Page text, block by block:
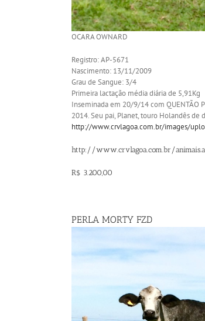
OCARA OWNARD
Registro: AP-5671
Nascimento: 13/11/2009
Grau de Sangue: 3/4
Primeira lactação média diária de 5,91Kg
Inseminada em 20/9/14 com QUENTÃO
2014. Seu pai, Planet, touro Holandês
http://www.crvlagoa.com.br/images/
http://www.crvlagoa.com.br/
R$ 3.200,00
PERLA MORTY FZD